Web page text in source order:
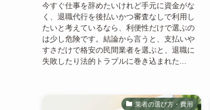
今すぐ仕事を辞めたいけれど手元に資金がな
く、退職代行を後払いかつ審査なしで利用し
たいと考えているなら、利便性だけで選ぶの
は少し危険です。結論から言うと、支払いや
すさだけで格安の民間業者を選ぶと、退職に
失敗したり法的トラブルに巻き込まれた...
業者の選び方・費用